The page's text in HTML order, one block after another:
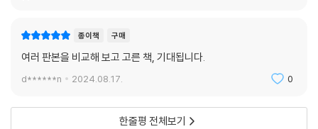
종이책 구매
여러 판본을 비교해 보고 고른 책, 기대됩니다.
d******n 2024.08.17. 0
한줄평 전체보기